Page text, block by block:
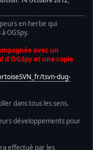
en herbe qui
OGSpy.
avec un
d'OGSpy et une copie
tsvn-dug-
dans tous les sens.
développements pour
effectué par les